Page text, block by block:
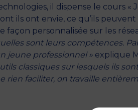
il dispense le cours «
ils ont envie, ce qu’ils
façon personnalisée sur les
sont leurs compétences.
jeune professionnel » explique
classiques sur lesquels ils
rien faciliter, on travaille